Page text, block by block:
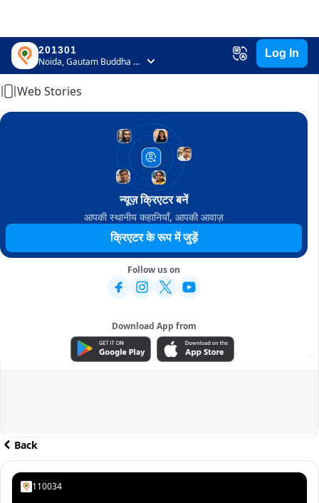
201301
Noida, Gautam Buddha Nagar, Uttar Pradesh
Log In
Home
Web Stories
न्यूज़ क्रिएटर बनें
आपकी स्थानीय कहानियाँ, आपकी आवाज़
क्रिएटर के रूप में जुड़ें
Follow us on
Download App from
ADVERTISEMENT
Back
110034